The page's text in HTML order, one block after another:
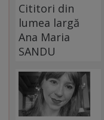
Cititori din
lumea largă
Ana Maria
SANDU